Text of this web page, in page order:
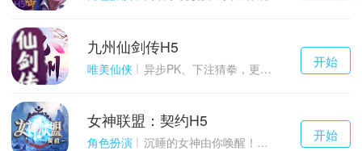
千百度h5
游戏
开始
九州仙剑传H5
唯美仙侠 异步PK、下注猜拳，更多玩点等你来体验！
千百度h5
游戏
开始
女神联盟：契约H5
角色扮演 沉睡的女神由你唤醒！点燃战火！